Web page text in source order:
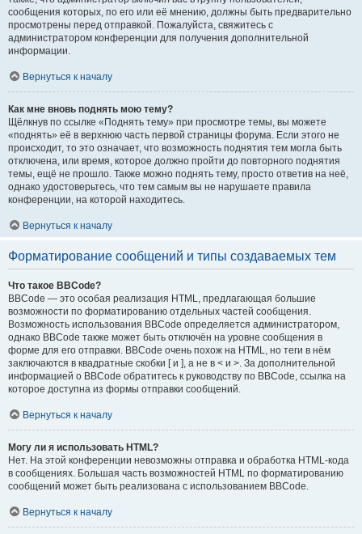
сообщения которых, по его или её мнению, должны быть предварительно
просмотрены перед отправкой. Пожалуйста, свяжитесь с
администратором конференции для получения дополнительной
информации.
Вернуться к началу
Как мне вновь поднять мою тему?
Щёлкнув по ссылке «Поднять тему» при просмотре темы, вы можете
«поднять» её в верхнюю часть первой страницы форума. Если этого не
происходит, то это означает, что возможность поднятия тем могла быть
отключена, или время, которое должно пройти до повторного поднятия
темы, ещё не прошло. Также можно поднять тему, просто ответив на неё,
однако удостоверьтесь, что тем самым вы не нарушаете правила
конференции, на которой находитесь.
Вернуться к началу
Форматирование сообщений и типы создаваемых тем
Что такое BBCode?
BBCode — это особая реализация HTML, предлагающая большие
возможности по форматированию отдельных частей сообщения.
Возможность использования BBCode определяется администратором,
однако BBCode также может быть отключён на уровне сообщения в
форме для его отправки. BBCode очень похож на HTML, но теги в нём
заключаются в квадратные скобки [ и ], а не в < и >. За дополнительной
информацией о BBCode обратитесь к руководству по BBCode, ссылка на
которое доступна из формы отправки сообщений.
Вернуться к началу
Могу ли я использовать HTML?
Нет. На этой конференции невозможны отправка и обработка HTML-кода
в сообщениях. Большая часть возможностей HTML по форматированию
сообщений может быть реализована с использованием BBCode.
Вернуться к началу